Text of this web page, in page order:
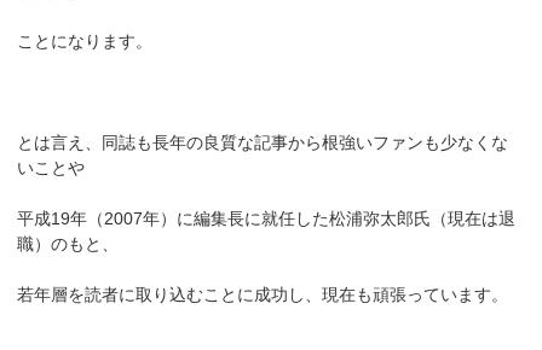
ことになります。
とは言え、同誌も長年の良質な記事から根強いファンも少なくな
いことや
平成19年（2007年）に編集長に就任した松浦弥太郎氏（現在は退
職）のもと、
若年層を読者に取り込むことに成功し、現在も頑張っています。